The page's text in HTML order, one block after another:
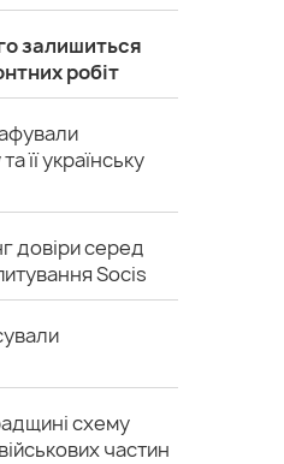
залишиться
робіт
її українську
довіри серед
Socis
схему
частин